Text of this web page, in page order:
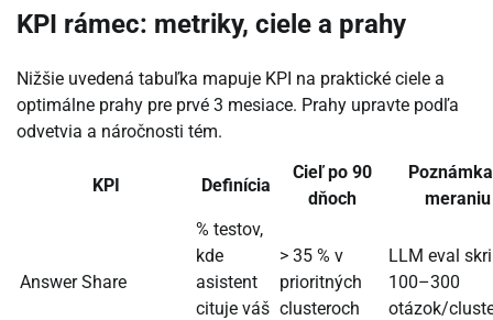
KPI rámec: metriky, ciele a prahy
Nižšie uvedená tabuľka mapuje KPI na praktické ciele a
optimálne prahy pre prvé 3 mesiace. Prahy upravte podľa
odvetvia a náročnosti tém.
KPI Definícia
Cieľ po 90
dňoch
meraniu
Answer Share
% testov,
kde
asistent
cituje váš
> 35 % v
prioritných
clusteroch
LLM eval
100–300
otázok/